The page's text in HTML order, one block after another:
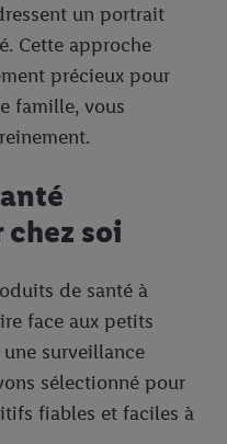
un portrait
Cette approche
précieux pour
famille, vous
soi
de santé à
face aux petits
surveillance
sélectionné pour
fiables et faciles à